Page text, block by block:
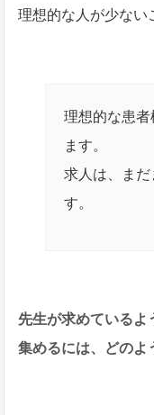
理想的な人が少ない
理想的な患
ます。
求人は、ま
す。
先生が求めているよ
集めるには、どのよ